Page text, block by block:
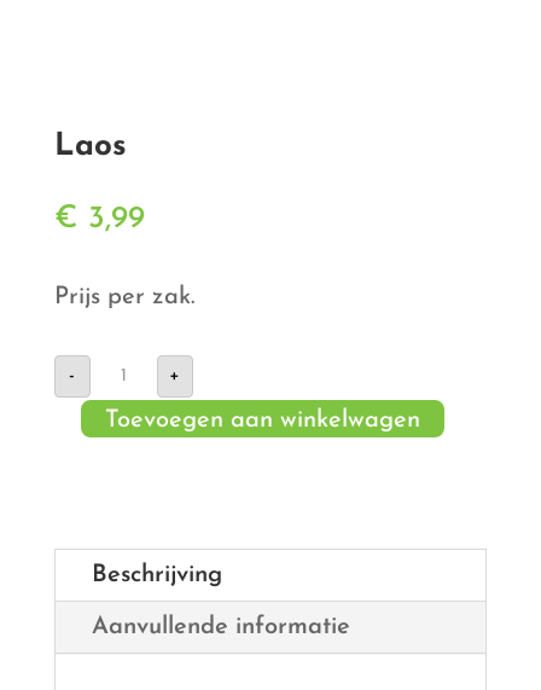
Laos
€ 3,99
Prijs per zak.
-
Laos
aantal
+
Toevoegen aan winkelwagen
Beschrijving
Aanvullende informatie